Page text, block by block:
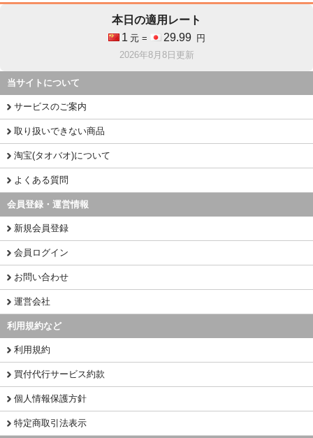
本日の適用レート
1 元 = 29.99
円
2026年8月8日更新
当サイトについて
サービスのご案内
取り扱いできない商品
淘宝(タオバオ)について
よくある質問
会員登録・運営情報
新規会員登録
会員ログイン
お問い合わせ
運営会社
利用規約など
利用規約
買付代行サービス約款
個人情報保護方針
特定商取引法表示